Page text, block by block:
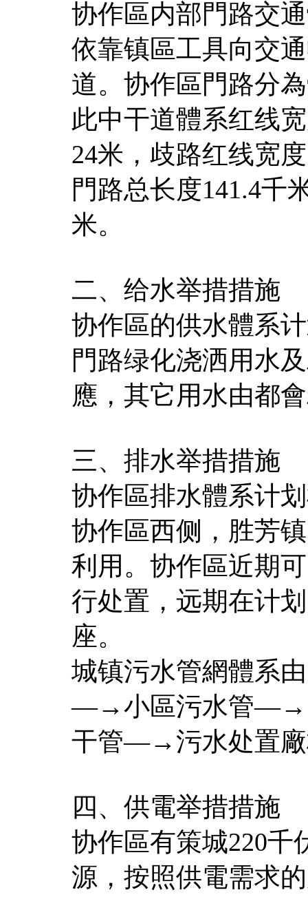
协作區内部門路交
依靠镇區工具向交
道。协作區門路分
此中干道體系红线
24米，歧路红线宽
門路总长度141.4千
米。
二、给水举措措施
协作區的供水體系
門路绿化浇洒用水
應，其它用水由都
三、排水举措措施
协作區排水體系计
协作區西侧，胜芳
利用。协作區近期
行处置，远期在计
座。
城镇污水管網體系
—→小區污水管—→
干管—→污水处置廠
四、供電举措措施
协作區有策城220千
源，按照供電需求